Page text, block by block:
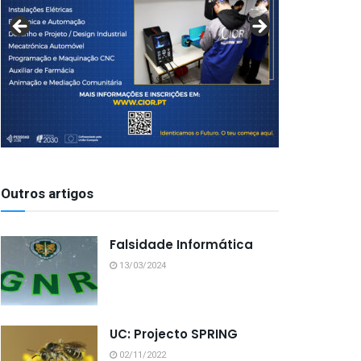
Outros artigos
Falsidade Informática
13/03/2024
UC: Projecto SPRING
02/11/2022